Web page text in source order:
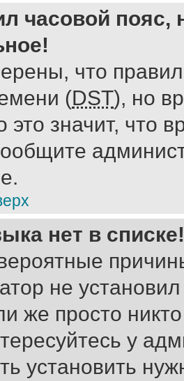
часовой пояс,
что
(DST), но
это значит, что
нет в списке!
не
же просто
у
установить